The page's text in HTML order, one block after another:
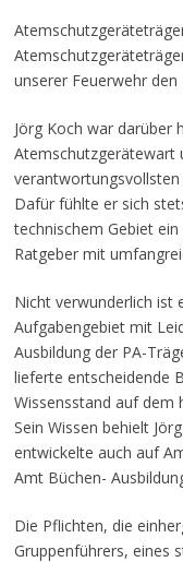
unserer Feuerwehr den
Jörg Koch war darüber
Atemschutzgerätewart
Dafür fühlte er sich
technischem Gebiet
Ratgeber mit
Nicht verwunderlich ist
Aufgabengebiet mit
Ausbildung der PA-
lieferte entscheidende
Wissensstand auf dem
Sein Wissen behielt
entwickelte auch auf
Amt Büchen-
Die Pflichten, die
Gruppenführers, eines